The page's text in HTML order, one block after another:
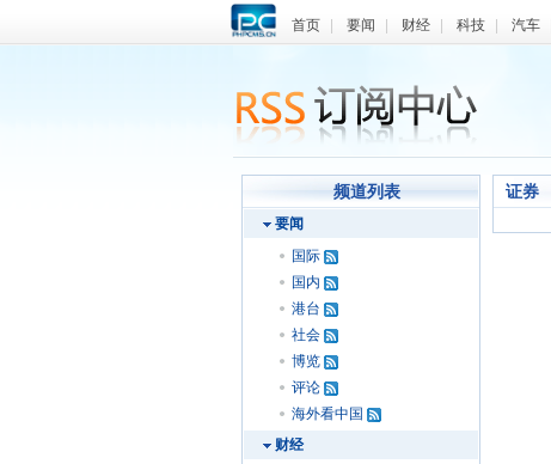
首页 要闻 财经 科技 汽车
频道列表
要闻
国际
国内
港台
社会
博览
评论
海外看中国
财经
证券